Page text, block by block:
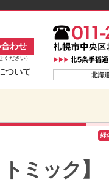
わせ
ださい）
ついて 北海
緑
ミック】